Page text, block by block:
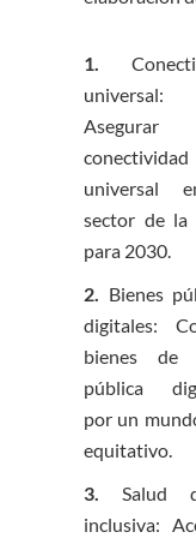
1.
universal:
conectividad
universal
sector de la
para 2030.
2. Bienes
digitales:
bienes de
pública
por un
equitativo.
3. Salud
inclusiva: